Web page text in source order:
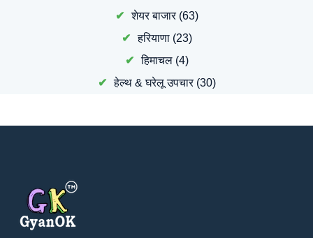
शेयर बाजार(63)
हरियाणा (23)
हिमाचल (4)
हेल्थ & घरेलू उपचार(30)